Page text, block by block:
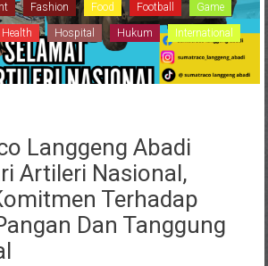
Fashion Food Football Game
Health Hospital Hukum International
Langgeng Abadi
Artileri Nasional,
Terhadap
Dan Tanggung